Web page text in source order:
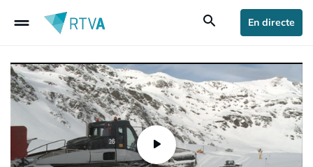
drag_handle search En directe